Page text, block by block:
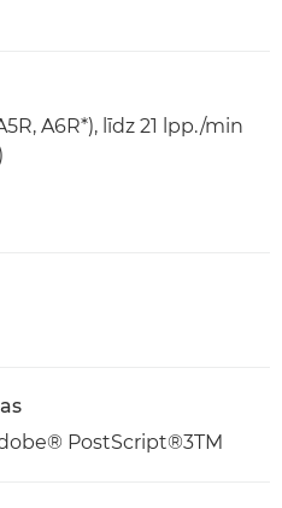
A6R*), līdz 21 lpp./min
PostScript®3TM